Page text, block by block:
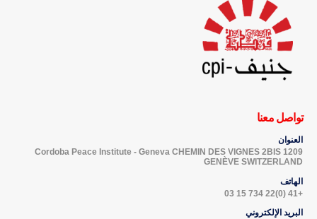
تواصل معنا
العنوان
Cordoba Peace Institute - Geneva CHEMIN DES VIGNES 2BIS 1209
GENÈVE SWITZERLAND
الهاتف
+41 (0)22 734 15 03
البريد الإلكتروني